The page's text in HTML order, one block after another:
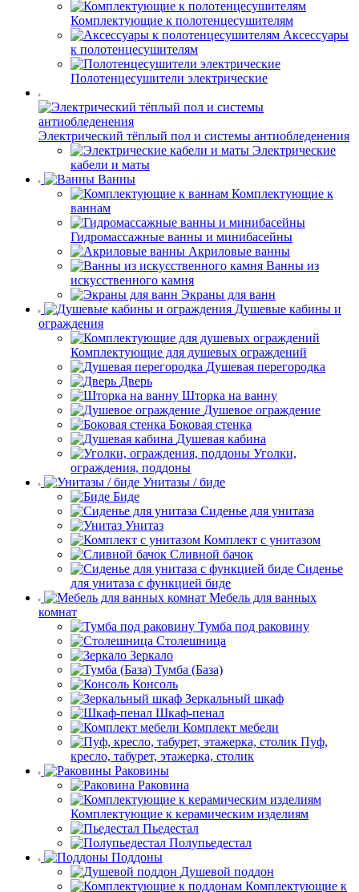
Комплектующие к полотенцесушителям
Аксессуары
к полотенцесушителям
Полотенцесушители электрические
Электрический тёплый пол и системы антиобледенения
Электрические
кабели и маты
Ванны
Комплектующие к
ваннам
Гидромассажные ванны и минибасейны
Акриловые ванны
Ванны из
искусственного камня
Экраны для ванн
Душевые кабины и
ограждения
Комплектующие для душевых ограждений
Душевая перегородка
Дверь
Шторка на ванну
Душевое ограждение
Боковая стенка
Душевая кабина
Уголки,
ограждения, поддоны
Унитазы / биде
Биде
Сиденье для унитаза
Унитаз
Комплект с унитазом
Сливной бачок
Сиденье
для унитаза с функцией биде
Мебель для ванных
комнат
Тумба под раковину
Столешница
Зеркало
Тумба (База)
Консоль
Зеркальный шкаф
Шкаф-пенал
Комплект мебели
Пуф,
кресло, табурет, этажерка, столик
Раковины
Раковина
Комплектующие к керамическим изделиям
Пьедестал
Полупьедестал
Поддоны
Душевой поддон
Комплектующие к